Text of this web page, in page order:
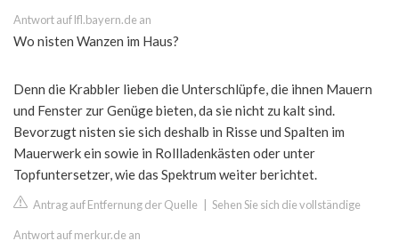
Antwort auf lfl.bayern.de an
Wo nisten Wanzen im Haus?
Denn die Krabbler lieben die Unterschlüpfe, die ihnen Mauern
und Fenster zur Genüge bieten, da sie nicht zu kalt sind.
Bevorzugt nisten sie sich deshalb in Risse und Spalten im
Mauerwerk ein sowie in Rollladenkästen oder unter
Topfuntersetzer, wie das Spektrum weiter berichtet.
Antrag auf Entfernung der Quelle Sehen Sie sich die vollständige
Antwort auf merkur.de an